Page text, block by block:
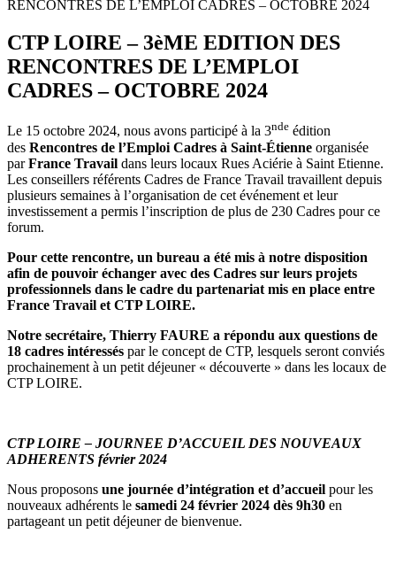
RENCONTRES DE L’EMPLOI CADRES – OCTOBRE 2024
CTP LOIRE – 3èME EDITION DES
RENCONTRES DE L’EMPLOI
CADRES – OCTOBRE 2024
Le 15 octobre 2024, nous avons participé à la 3nde édition
des Rencontres de l’Emploi Cadres à Saint-Étienne organisée
parFrance Travail dans leurs locaux Rues Aciérie à Saint Etienne.
Les conseillers référents Cadres de France Travail travaillent depuis
plusieurs semaines à l’organisation de cet événement et leur
investissement a permis l’inscription de plus de 230 Cadres pour ce
forum.
Pour cette rencontre, un bureau a été mis à notre disposition
afin de pouvoir échanger avec des Cadres sur leurs projets
professionnels dans le cadre du partenariat mis en place entre
France Travail et CTP LOIRE.
Notre secrétaire, Thierry FAURE a répondu aux questions de
18 cadres intéressés par le concept de CTP, lesquels seront conviés
prochainement à un petit déjeuner « découverte » dans les locaux de
CTP LOIRE.
CTP LOIRE – JOURNEE D’ACCUEIL DES NOUVEAUX
ADHERENTS février 2024
Nous proposons une journée d’intégration et d’accueil pour les
nouveaux adhérents le samedi 24 février 2024 dès 9h30 en
partageant un petit déjeuner de bienvenue.